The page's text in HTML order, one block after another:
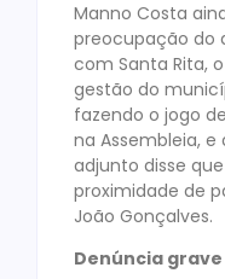
Manno Costa
preocupação do
com Santa Rita,
gestão do
fazendo o jogo
na Assembleia, e
adjunto disse
proximidade de
João Gonçalves.
Denúncia grave